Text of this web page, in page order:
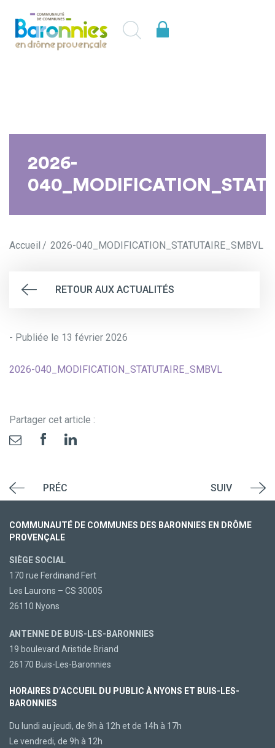
2026-
Accueil 2026-040_MODIFICATION_STATUTAIRE_SMBVL
RETOUR AUX ACTUALITÉS
- Publiée le 13 février 2026
2026-040_MODIFICATION_STATUTAIRE_SMBVL
Partager cet article :
PRÉC SUIV
COMMUNAUTÉ DE COMMUNES DES BARONNIES EN DRÔME
PROVENÇALE
SIÈGE SOCIAL
170 rue Ferdinand Fert
Les Laurons – CS 30005
26110 Nyons
ANTENNE DE BUIS-LES-BARONNIES
19 boulevard Aristide Briand
26170 Buis-Les-Baronnies
HORAIRES D’ACCUEIL DU PUBLIC À NYONS ET BUIS-LES-
BARONNIES
Du lundi au jeudi, de 9h à 12h et de 14h à 17h
Le vendredi, de 9h à 12h